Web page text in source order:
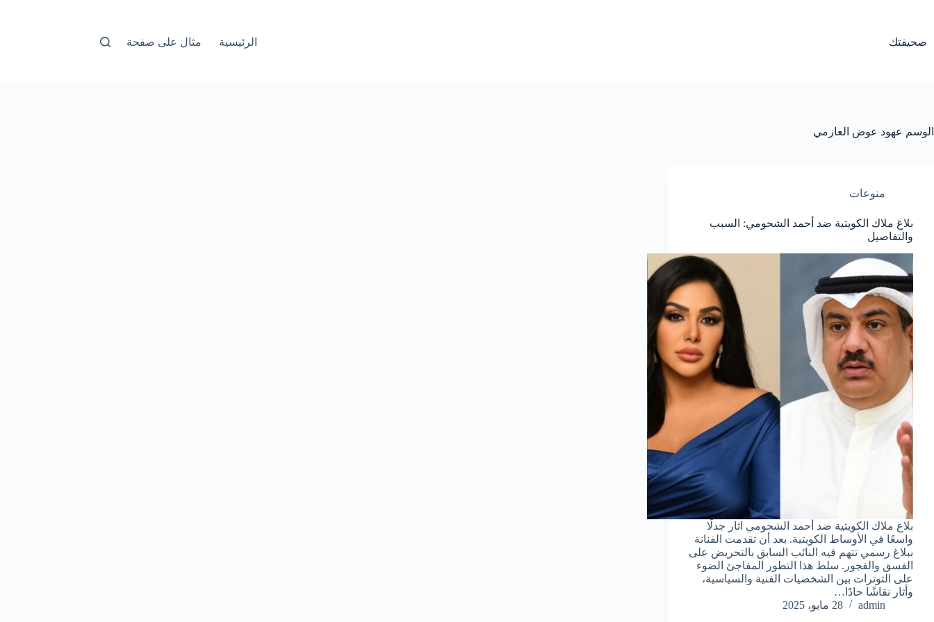
صحيفتك الرئيسية مثال على صفحة
الوسم عهود عوض العازمي
منوعات
بلاغ ملاك الكويتية ضد أحمد الشحومي: السبب
والتفاصيل
بلاغ ملاك الكويتية ضد أحمد الشحومي اثار جدلًا
واسعًا في الأوساط الكويتية. بعد أن تقدمت الفنانة
ببلاغ رسمي تتهم فيه النائب السابق بالتحريض على
الفسق والفجور. سلط هذا التطور المفاجئ الضوء
على التوترات بين الشخصيات الفنية والسياسية،
وأثار نقاشًا حادًا…
admin
28 مايو، 2025